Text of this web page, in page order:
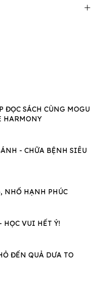
ĐỌC SÁCH CÙNG MOGU
HARMONY
- CHỮA BỆNH SIÊU
NHỔ HẠNH PHÚC
VUI HẾT Ý!
ĐẾN QUẢ DƯA TO